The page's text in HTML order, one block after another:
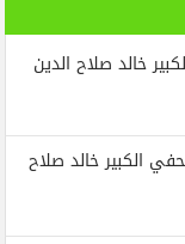
خالد صلاح الدين
الكبير خالد صلاح